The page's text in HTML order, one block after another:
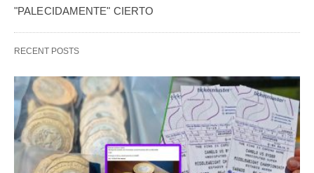
"PALECIDAMENTE" CIERTO
RECENT POSTS